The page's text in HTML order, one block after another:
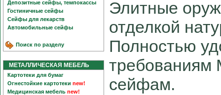
Депозитные сейфы, темпокассы
Гостиничные сейфы
Сейфы для лекарств
Автомобильные сейфы
Поиск по разделу
МЕТАЛЛИЧЕСКАЯ МЕБЕЛЬ
Картотеки для бумаг
Огнестойкие картотеки new!
Медицинская мебель new!
Элитные
отделкой
Полностью
сейфам.